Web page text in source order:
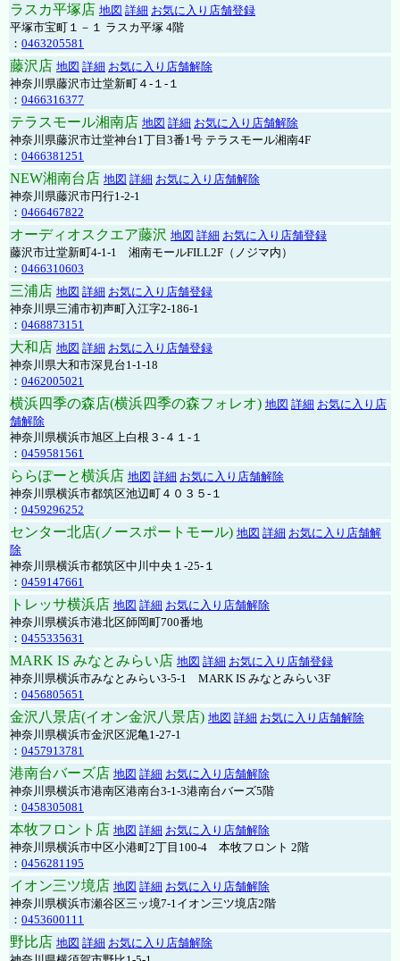
ラスカ平塚店 地図 詳細 お気に入り店舗登録
平塚市宝町１－１ ラスカ平塚 4階
： 0463205581
藤沢店 地図 詳細 お気に入り店舗解除
神奈川県藤沢市辻堂新町４-１-１
： 0466316377
テラスモール湘南店 地図 詳細 お気に入り店舗解除
神奈川県藤沢市辻堂神台1丁目3番1号 テラスモール湘南4F
： 0466381251
NEW湘南台店 地図 詳細 お気に入り店舗解除
神奈川県藤沢市円行1-2-1
： 0466467822
オーディオスクエア藤沢 地図 詳細 お気に入り店舗登録
藤沢市辻堂新町4-1-1 湘南モールFILL2F（ノジマ内）
： 0466310603
三浦店 地図 詳細 お気に入り店舗登録
神奈川県三浦市初声町入江字2-186-1
： 0468873151
大和店 地図 詳細 お気に入り店舗登録
神奈川県大和市深見台1-1-18
： 0462005021
横浜四季の森店(横浜四季の森フォレオ) 地図 詳細 お気に入り店
舗解除
神奈川県横浜市旭区上白根３-４１-１
： 0459581561
ららぽーと横浜店 地図 詳細 お気に入り店舗解除
神奈川県横浜市都筑区池辺町４０３５-１
： 0459296252
センター北店(ノースポートモール) 地図 詳細 お気に入り店舗解
除
神奈川県横浜市都筑区中川中央１-25-１
： 0459147661
トレッサ横浜店 地図 詳細 お気に入り店舗解除
神奈川県横浜市港北区師岡町700番地
： 0455335631
MARK IS みなとみらい店 地図 詳細 お気に入り店舗登録
神奈川県横浜市みなとみらい3-5-1 MARK IS みなとみらい3F
： 0456805651
金沢八景店(イオン金沢八景店) 地図 詳細 お気に入り店舗解除
神奈川県横浜市金沢区泥亀1-27-1
： 0457913781
港南台バーズ店 地図 詳細 お気に入り店舗解除
神奈川県横浜市港南区港南台3-1-3港南台バーズ5階
： 0458305081
本牧フロント店 地図 詳細 お気に入り店舗解除
神奈川県横浜市中区小港町2丁目100-4 本牧フロント 2階
： 0456281195
イオン三ツ境店 地図 詳細 お気に入り店舗解除
神奈川県横浜市瀬谷区三ッ境7-1イオン三ツ境店2階
： 0453600111
野比店 地図 詳細 お気に入り店舗解除